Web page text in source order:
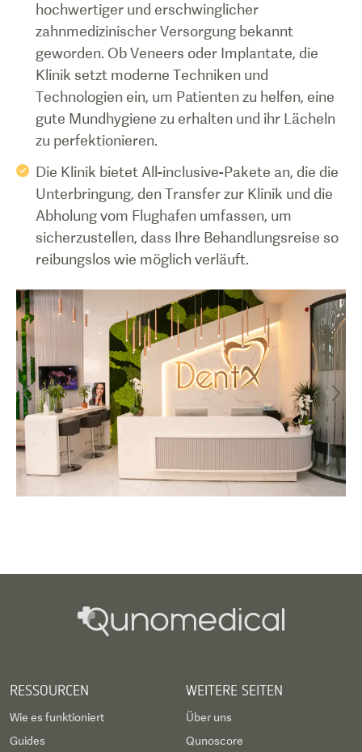
hochwertiger und erschwinglicher
zahnmedizinischer Versorgung bekannt
geworden. Ob Veneers oder Implantate, die
Klinik setzt moderne Techniken und
Technologien ein, um Patienten zu helfen, eine
gute Mundhygiene zu erhalten und ihr Lächeln
zu perfektionieren.
Die Klinik bietet All-inclusive-Pakete an, die die
Unterbringung, den Transfer zur Klinik und die
Abholung vom Flughafen umfassen, um
sicherzustellen, dass Ihre Behandlungsreise so
reibungslos wie möglich verläuft.
RESSOURCEN
Wie es funktioniert
Guides
WEITERE SEITEN
Über uns
Qunoscore